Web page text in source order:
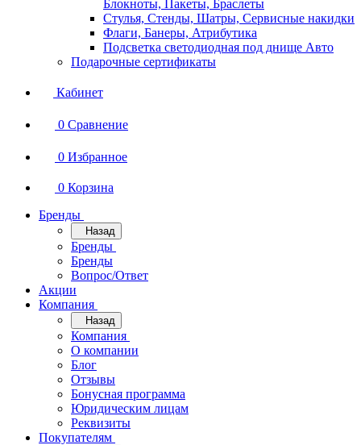
Блокноты, Пакеты, Браслеты
Стулья, Стенды, Шатры, Сервисные накидки
Флаги, Банеры, Атрибутика
Подсветка светодиодная под днище Авто
Подарочные сертификаты
Кабинет
0 Сравнение
0 Избранное
0 Корзина
Бренды
Назад
Бренды
Бренды
Вопрос/Ответ
Акции
Компания
Назад
Компания
О компании
Блог
Отзывы
Бонусная программа
Юридическим лицам
Реквизиты
Покупателям